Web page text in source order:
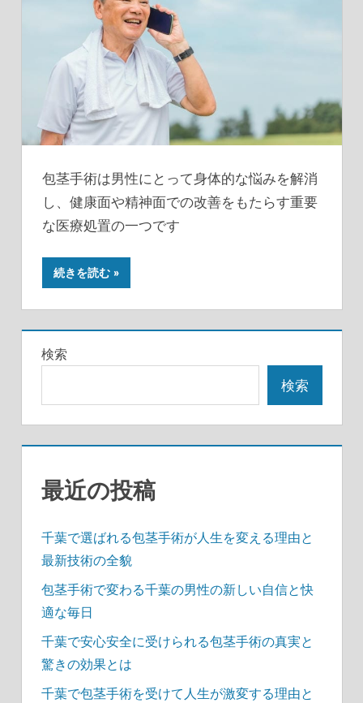
包茎手術は男性にとって身体的な悩みを解消
し、健康面や精神面での改善をもたらす重要
な医療処置の一つです
続きを読む
検索
検索
最近の投稿
千葉で選ばれる包茎手術が人生を変える理由と
最新技術の全貌
包茎手術で変わる千葉の男性の新しい自信と快
適な毎日
千葉で安心安全に受けられる包茎手術の真実と
驚きの効果とは
千葉で包茎手術を受けて人生が激変する理由と